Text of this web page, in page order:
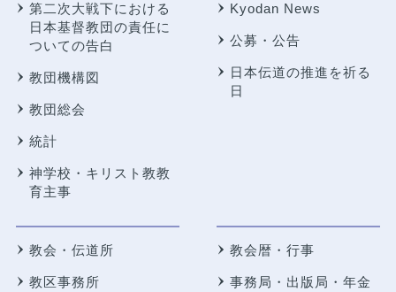
第二次大戦下における
日本基督教団の責任に
ついての告白
教団機構図
教団総会
統計
神学校・キリスト教教
育主事
Kyodan News
公募・公告
日本伝道の推進を祈る
日
教会・伝道所
教区事務所
教会暦・行事
事務局・出版局・年金